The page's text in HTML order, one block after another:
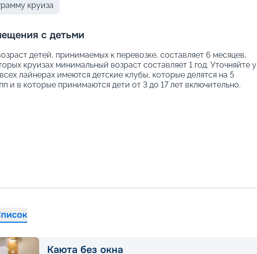
круиза
с детьми
детей, принимаемых к перевозке, составляет 6 месяцев,
круизах минимальный возраст составляет 1 год. Уточняйте у
лайнерах имеются детские клубы, которые делятся на 5
и в которые принимаются дети от 3 до 17 лет включительно.
Каюта без окна